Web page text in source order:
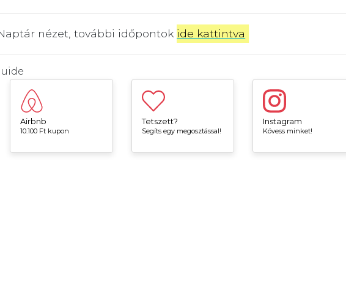
nézet, további időpontok ide kattintva
Airbnb
10.100 Ft kupon
Tetszett?
Segíts egy megosztással!
Instagram
Kövess minket!